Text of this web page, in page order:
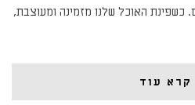
כשפינת האוכל שלנו מזמינה ומעוצבת,
קרא עוד